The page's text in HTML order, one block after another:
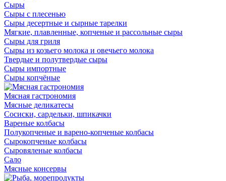
Сыры
Сыры с плесенью
Сыры десертные и сырные тарелки
Мягкие, плавленные, копченые и рассольные сыры
Сыры для гриля
Сыры из козьего молока и овечьего молока
Твердые и полутвердые сыры
Сыры импортные
Сыры копчёные
Мясная гастрономия
Мясные деликатесы
Сосиски, сардельки, шпикачки
Вареные колбасы
Полукопченые и варено-копченые колбасы
Сырокопченые колбасы
Сыровяленые колбасы
Сало
Мясные консервы